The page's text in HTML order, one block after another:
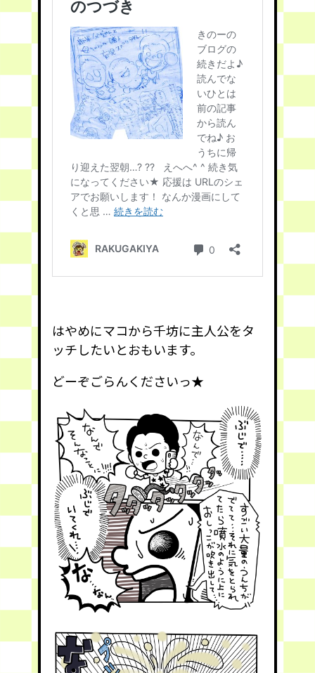
はやめにマコから千坊に主人公をタ
ッチしたいとおもいます。
どーぞごらんくださいっ★